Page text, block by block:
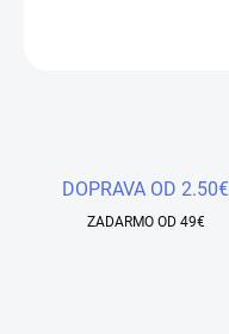
DOPRAVA OD 2.50€
ZADARMO OD 49€